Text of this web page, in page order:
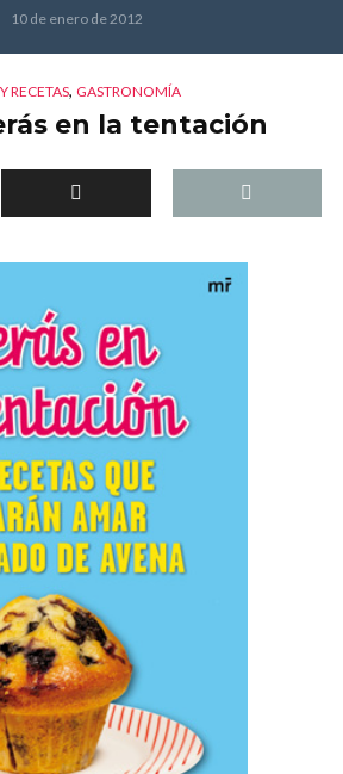
10 de enero de 2012
RECETAS, GASTRONOMÍA
en la tentación